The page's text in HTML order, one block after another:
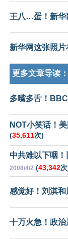
王八…蛋！新华
新华网这张照
更多文章导读：
多嘴多舌！
NOT小笑话！
(35,611次)
中共难以下咽
2008/4/2 (43,342
感觉好！刘淇
十万火急！政